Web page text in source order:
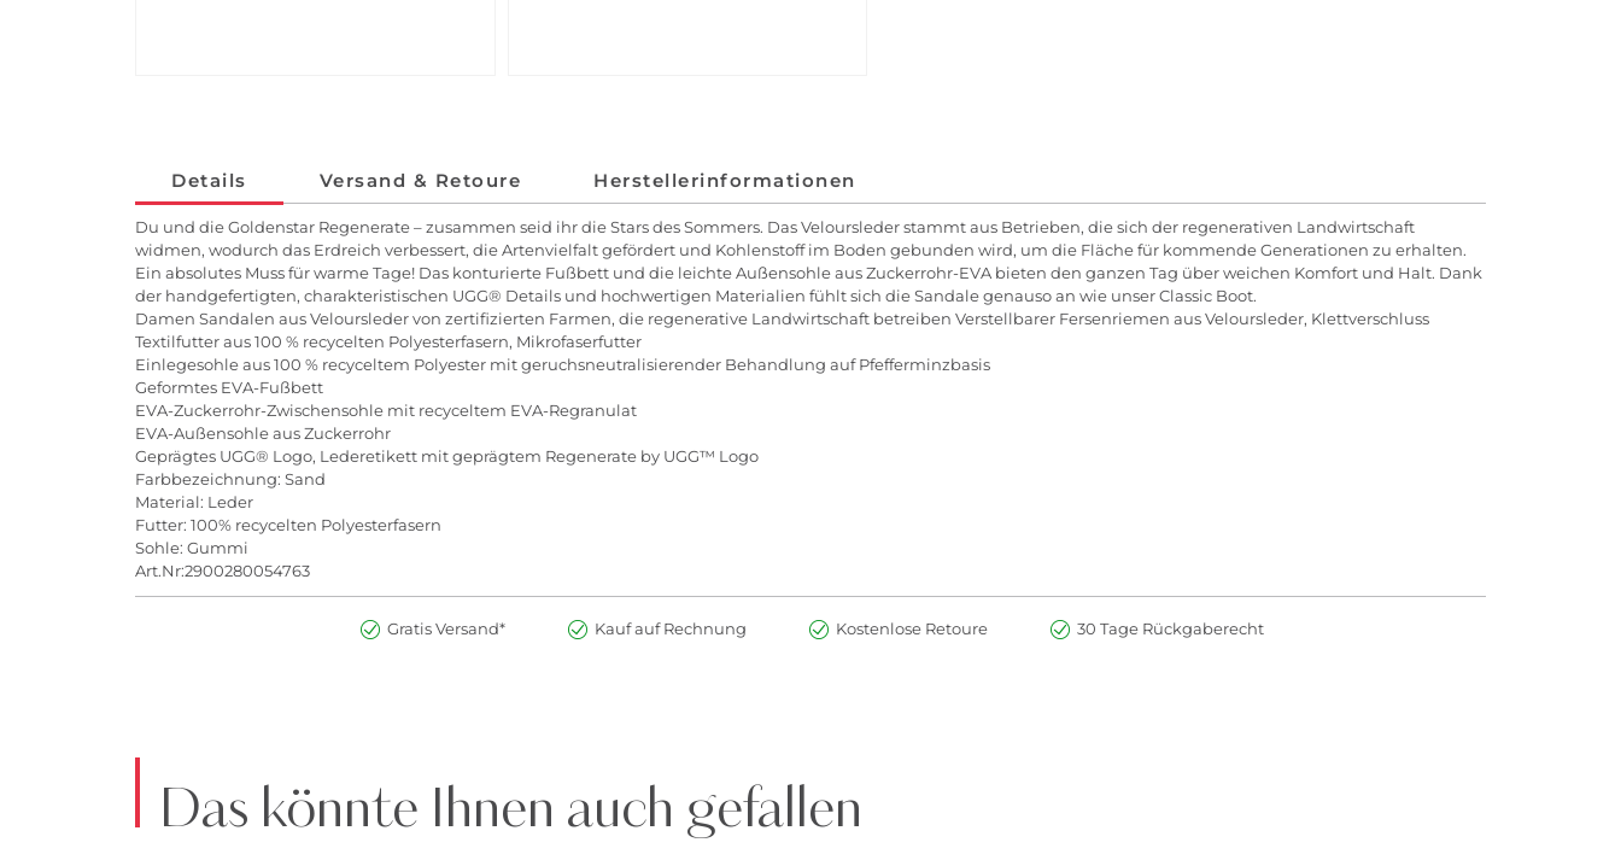
Details Versand & Retoure Herstellerinformationen
Du und die Goldenstar Regenerate – zusammen seid ihr die Stars des Sommers. Das Veloursleder stammt aus Betrieben, die sich der regenerativen Landwirtschaft
widmen, wodurch das Erdreich verbessert, die Artenvielfalt gefördert und Kohlenstoff im Boden gebunden wird, um die Fläche für kommende Generationen zu erhalten.
Ein absolutes Muss für warme Tage! Das konturierte Fußbett und die leichte Außensohle aus Zuckerrohr-EVA bieten den ganzen Tag über weichen Komfort und Halt. Dank
der handgefertigten, charakteristischen UGG® Details und hochwertigen Materialien fühlt sich die Sandale genauso an wie unser Classic Boot.
Damen Sandalen aus Veloursleder von zertifizierten Farmen, die regenerative Landwirtschaft betreiben Verstellbarer Fersenriemen aus Veloursleder, Klettverschluss
Textilfutter aus 100 % recycelten Polyesterfasern, Mikrofaserfutter
Einlegesohle aus 100 % recyceltem Polyester mit geruchsneutralisierender Behandlung auf Pfefferminzbasis
Geformtes EVA-Fußbett
EVA-Zuckerrohr-Zwischensohle mit recyceltem EVA-Regranulat
EVA-Außensohle aus Zuckerrohr
Geprägtes UGG® Logo, Lederetikett mit geprägtem Regenerate by UGG™ Logo
Farbbezeichnung: Sand
Material: Leder
Futter: 100% recycelten Polyesterfasern
Sohle: Gummi
Art.Nr:2900280054763
Gratis Versand* Kauf auf Rechnung Kostenlose Retoure 30 Tage Rückgaberecht
Das könnte Ihnen auch gefallen